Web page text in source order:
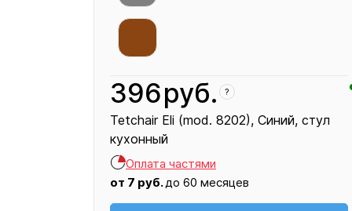
396руб. ?
Tetchair Eli (mod. 8202) Синий стул
кухонный
Кресло
Оплата частями
от 7 руб.до 60 месяцев